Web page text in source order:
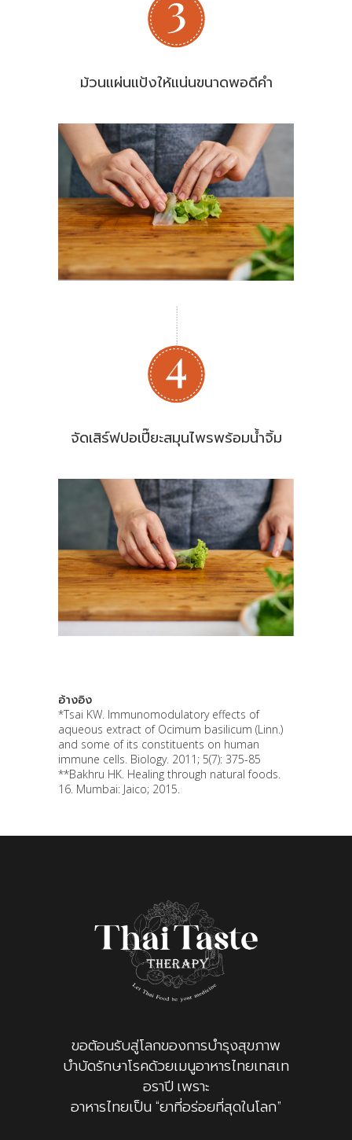
ม้วนแผ่นแป้งให้แน่นขนาดพอดีคำ
จัดเสิร์ฟปอเปี๊ยะสมุนไพรพร้อมน้ำจิ้ม
อ้างอิง
*Tsai KW. Immunomodulatory effects of
aqueous extract of Ocimum basilicum (Linn.)
and some of its constituents on human
immune cells. Biology. 2011; 5(7): 375-85
**Bakhru HK. Healing through natural foods.
16. Mumbai: Jaico; 2015.
ขอต้อนรับสู่โลกของการบำรุงสุขภาพ
บำบัดรักษาโรคด้วยเมนูอาหารไทยเทสเท
อราปี เพราะ
อาหารไทยเป็น “ยาที่อร่อยที่สุดในโลก”